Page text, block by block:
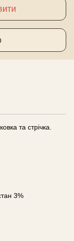
та стрічка.
3%